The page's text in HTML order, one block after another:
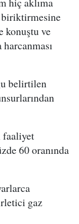
biriktirmesine
konuştu ve
belirtilen
faaliyet
60 oranında
gaz